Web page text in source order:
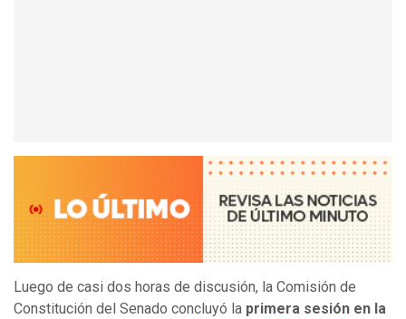
Luego de casi dos horas de discusión, la Comisión de
Constitución del Senado concluyó la primera sesión en la